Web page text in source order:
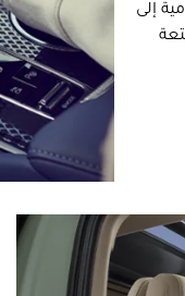
إلى